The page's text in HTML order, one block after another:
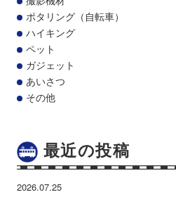
ポタリング（自転車）
ハイキング
ペット
ガジェット
あいさつ
その他
最近の投稿
2026.07.25